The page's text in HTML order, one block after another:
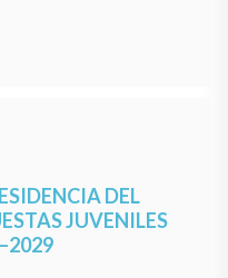
DEL
JUVENILES